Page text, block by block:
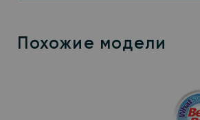
Похожие модели